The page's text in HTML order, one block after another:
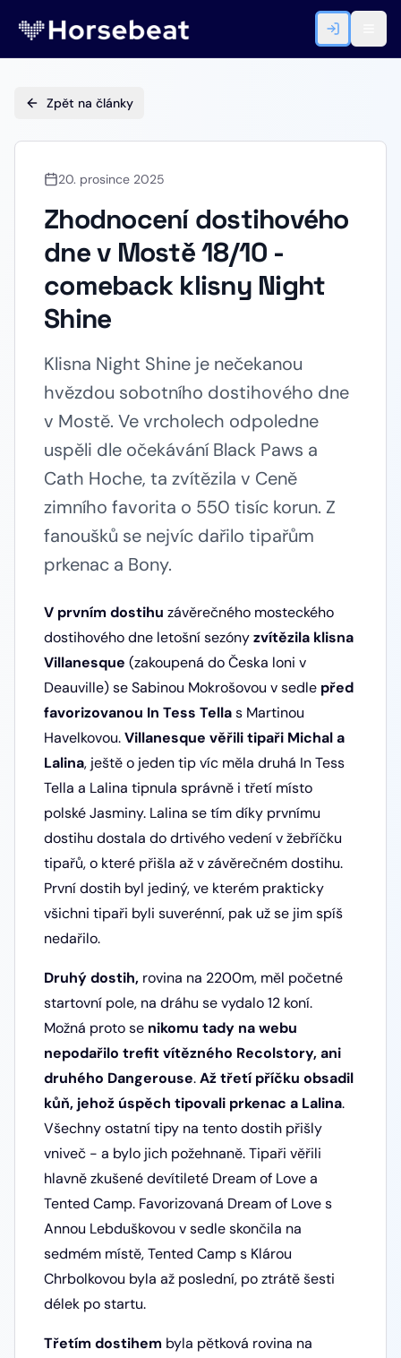
Zpět na články
20. prosince 2025
Zhodnocení dostihového
dne v Mostě 18/10 -
comeback klisny Night
Shine
Klisna Night Shine je nečekanou
hvězdou sobotního dostihového dne
v Mostě. Ve vrcholech odpoledne
uspěli dle očekávání Black Paws a
Cath Hoche, ta zvítězila v Ceně
zimního favorita o 550 tisíc korun. Z
fanoušků se nejvíc dařilo tipařům
prkenac a Bony.
V prvním dostihu závěrečného mosteckého
dostihového dne letošní sezónyzvítězila klisna
Villanesque (zakoupená do Česka loni v
Deauville) se Sabinou Mokrošovou v sedle před
favorizovanou In Tess Tellas Martinou
Havelkovou.Villanesque věřili tipaři Michal a
Lalina, ještě o jeden tip víc měla druhá In Tess
Tella a Lalina tipnula správně i třetí místo
polské Jasminy. Lalina se tím díky prvnímu
dostihu dostala do drtivého vedení v žebříčku
tipařů, o které přišla až v závěrečném dostihu.
První dostih byl jediný, ve kterém prakticky
všichni tipaři byli suverénní, pak už se jim spíš
nedařilo.
Druhý dostih, rovina na 2200m, měl početné
startovní pole, na dráhu se vydalo 12 koní.
Možná proto se nikomu tady na webu
nepodařilo trefit vítězného Recolstory, ani
druhého Dangerouse.Až třetí příčku obsadil
kůň, jehož úspěch tipovali prkenac a Lalina.
Všechny ostatní tipy na tento dostih přišly
vniveč - a bylo jich požehnaně. Tipaři věřili
hlavně zkušené devítileté Dream of Love a
Tented Camp. Favorizovaná Dream of Love s
Annou Lebduškovou v sedle skončila na
sedmém místě, Tented Camp s Klárou
Chrbolkovou byla až poslední, po ztrátě šesti
délek po startu.
Třetím dostihem byla pětková rovina na